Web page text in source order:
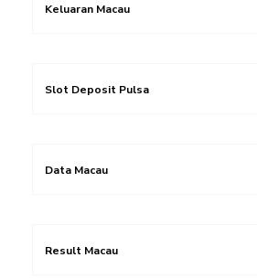
Keluaran Macau
Slot Deposit Pulsa
Data Macau
Result Macau